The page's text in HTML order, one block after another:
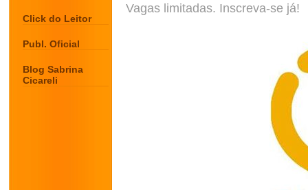
Click do Leitor
Publ. Oficial
Blog Sabrina
Cicareli
Vagas limitadas. Inscreva-se já!